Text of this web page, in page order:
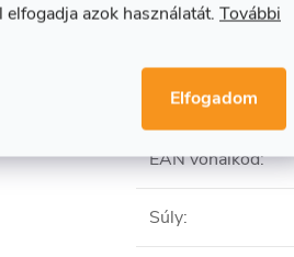
azok használatát. További
Elfogadom
EAN vonalkód:
Súly: